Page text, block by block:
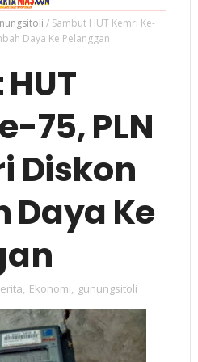
/ Sambut HUT Kemri Ke-
Daya Ke Pelanggan
75, PLN
Diskon
Daya Ke
, Ekonomi, gunungsitoli